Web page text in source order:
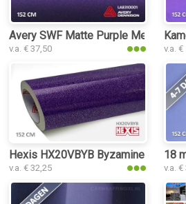
Avery SWF Matte Purple Metallic
v.a. € 37,50 v.a. €
Hexis HX20VBYB Byzamine Violet
v.a. € 32,25
18
v.a. €